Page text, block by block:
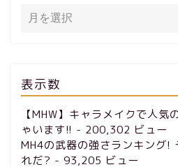
表示数
【MHW】キャラメイクで人
ゃいます!! - 200,302 ビュー
MH4の武器の強さランキング!
れだ? - 93,205 ビュー